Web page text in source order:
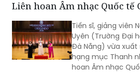
Liên hoan Âm nhạc Quốc tế
Tiến sĩ, giảng viên
Uyên (Trường Đại
Đà Nẵng) vừa xuất
hạng mục Thanh
hoan Âm nhạc